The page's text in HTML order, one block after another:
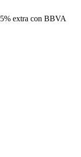
extra con BBVA